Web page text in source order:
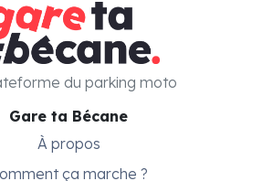
Gare ta Bécane
À propos
ça marche ?
du parking moto